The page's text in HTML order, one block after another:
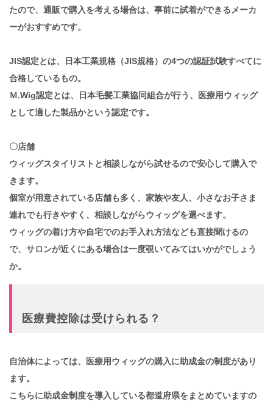
たので、通販で購入を考える場合は、事前に試着ができるメーカ
ーがおすすめです。
JIS認定とは、日本工業規格（JIS規格）の4つの認証試験すべてに
合格しているもの。
Ｍ.Wig認定とは、日本毛髪工業協同組合が行う、医療用ウィッグ
として適した製品かという認定です。
〇店舗
ウィッグスタイリストと相談しながら試せるので安心して購入で
きます。
個室が用意されている店舗も多く、家族や友人、小さなお子さま
連れでも行きやすく、相談しながらウィッグを選べます。
ウィッグの着け方や自宅でのお手入れ方法なども直接聞けるの
で、サロンが近くにある場合は一度覗いてみてはいかがでしょう
か。
医療費控除は受けられる？
自治体によっては、医療用ウィッグの購入に助成金の制度があり
ます。
こちらに助成金制度を導入している都道府県をまとめていますの